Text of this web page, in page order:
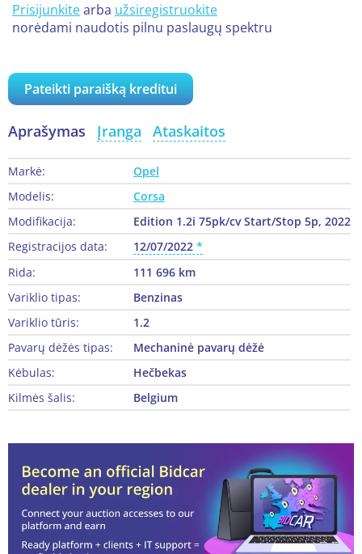
Prisijunkitearba užsiregistruokite
norėdami naudotis pilnu paslaugų spektru
Pateikti paraišką kreditui
Aprašymas Įranga Ataskaitos
Markė:
Opel
Modelis:
Corsa
Modifikacija:
Edition 1.2i 75pk/cv Start/Stop 5p, 2022
Registracijos data:
12/07/2022
Rida:
111 696 km
Variklio tipas:
Benzinas
Variklio tūris:
1.2
Pavarų dėžės tipas:
Mechaninė pavarų dėžė
Kėbulas:
Hečbekas
Kilmės šalis:
Belgium